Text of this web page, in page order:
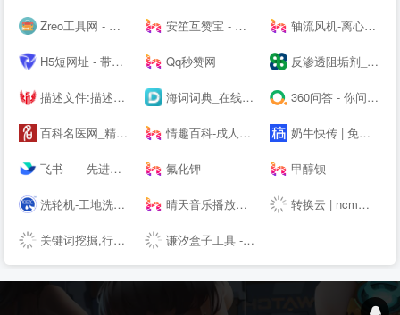
Zreo工具网 - 便民工具网站 懒人工具箱 在线工具网 QQ工具 便民工具 站长工具 手机工具 多功能工具网 安笙互赞宝 - 您的得力的小帮手 轴流风机-离心风机-鼓风机-散热风扇-罩极电机,厂家直销-首肯电子
H5短网址 - 带统计的免费短链接生成工具 Qq秒赞网 反渗透阻垢剂_杀菌剂_缓蚀剂_除垢剂厂家_广东巴沃夫环保官网
描述文件:描述文件生成,描述文件制作,IOS描述文件,描述文件转APP,免签苹果APP,免费在线描述文件封装,APP专家 海词词典_在线词典_在线翻译_海量正版权威词典-- 360问答 - 你问大家答
百科名医网_精准医学科普知识平台 情趣百科-成人用品选购指南-两--技巧大全 奶牛快传 | 免费大文件传输工具，上传下载不限速
飞书——先进企业协作与管理平台，一站式无缝办公协作，团队上下对齐目标，全面激活组织和个人。先进团队，先用飞书。 氟化钾 甲醇钡
洗轮机-工地洗车机-工程洗车机-全自动洗轮生产厂家[鲁企环科] 晴天音乐播放器 - 免费稳定的HTML悬浮播放器 转换云 | ncm转mp3在线网站 - 了解ncm格式如何转换为mp3
关键词挖掘,行业词库,智能改写,SEO数据,知乎数据,抖音数据 - 5118营销大数据 谦汐盒子工具 - 免费在线网页工具箱，站长必备工具